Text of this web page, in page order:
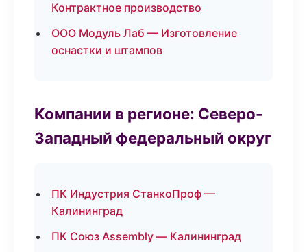
Контрактное производство
ООО Модуль Лаб — Изготовление
оснастки и штампов
Компании в регионе: Северо-
Западный федеральный округ
ПК Индустрия СтанкоПроф —
Калининград
ПК Союз Assembly — Калининград